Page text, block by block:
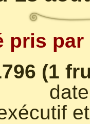
pris
(1